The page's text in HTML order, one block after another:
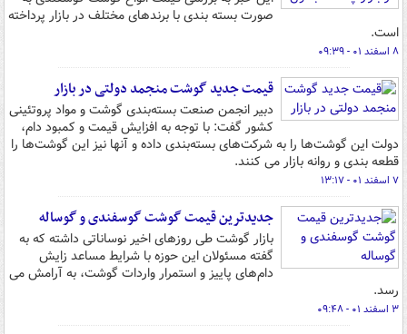
صورت بسته بندی با برندهای مختلف در بازار پرداخته
است.
۸ اسفند ۰۱ - ۰۹:۳۹
قیمت جدید گوشت منجمد دولتی در بازار
دبیر انجمن صنعت بسته‌بندی گوشت و مواد پروتئینی
کشور گفت: با توجه به افزایش قیمت و کمبود دام،
دولت این گوشت‌ها را به شرکت‌های بسته‌بندی داده و آنها نیز این گوشت‌ها را
قطعه بندی و روانه بازار می کنند.
۷ اسفند ۰۱ - ۱۳:۱۷
جدیدترین قیمت گوشت گوسفندی و گوساله
بازار گوشت طی روزهای اخیر نوساناتی داشته که به
گفته مسئولان این حوزه با شرایط مساعد زایش
دام‌های پاییز و استمرار واردات گوشت، به آرامش می
رسد.
۳ اسفند ۰۱ - ۰۹:۴۸